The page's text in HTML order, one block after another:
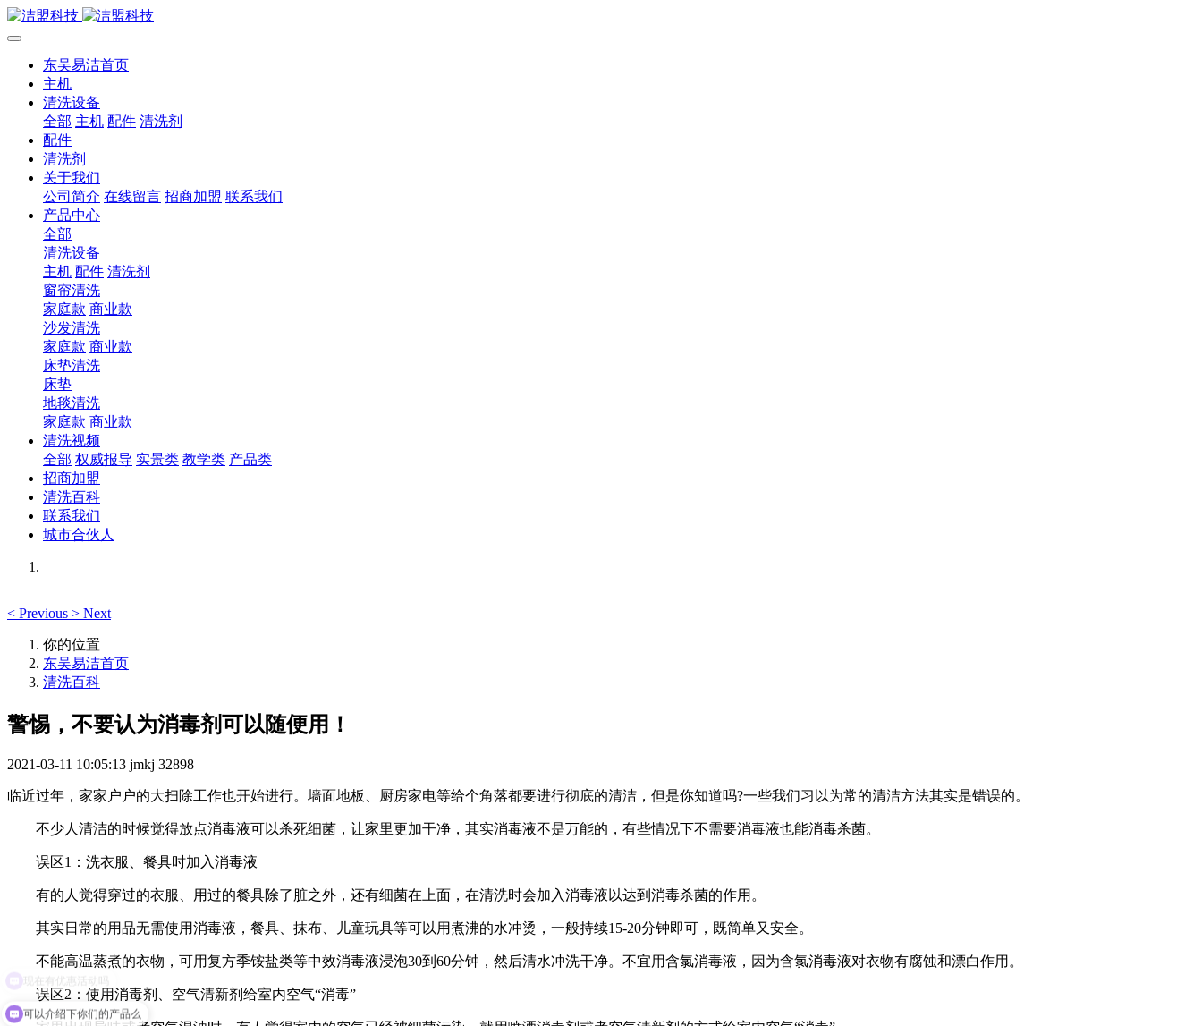
东吴易洁首页
主机
清洗设备
全部 主机 配件 清洗剂
配件
清洗剂
关于我们
公司简介 在线留言 招商加盟 联系我们
产品中心
全部
清洗设备
主机 配件 清洗剂
窗帘清洗
家庭款 商业款
沙发清洗
家庭款 商业款
床垫清洗
床垫
地毯清洗
家庭款 商业款
清洗视频
全部 权威报导 实景类 教学类 产品类
招商加盟
清洗百科
联系我们
城市合伙人
< Previous > Next
你的位置
东吴易洁首页
清洗百科
警惕，不要认为消毒剂可以随便用！
2021-03-11 10:05:13 jmkj 32898
临近过年，家家户户的大扫除工作也开始进行。墙面地板、厨房家电等给个角落都要进行彻底的清洁，但是你知道吗?一些我们习以为常的清洁方法其实是错误的。
不少人清洁的时候觉得放点消毒液可以杀死细菌，让家里更加干净，其实消毒液不是万能的，有些情况下不需要消毒液也能消毒杀菌。
误区1：洗衣服、餐具时加入消毒液
有的人觉得穿过的衣服、用过的餐具除了脏之外，还有细菌在上面，在清洗时会加入消毒液以达到消毒杀菌的作用。
其实日常的用品无需使用消毒液，餐具、抹布、儿童玩具等可以用煮沸的水冲烫，一般持续15-20分钟即可，既简单又安全。
不能高温蒸煮的衣物，可用复方季铵盐类等中效消毒液浸泡30到60分钟，然后清水冲洗干净。不宜用含氯消毒液，因为含氯消毒液对衣物有腐蚀和漂白作用。
误区2：使用消毒剂、空气清新剂给室内空气“消毒”
可以介绍下你们的产品么
现在有优惠活动吗